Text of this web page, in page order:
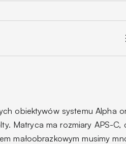
obiektywów systemu Alpha
Matryca ma rozmiary APS-C,
małoobrazkowym musimy